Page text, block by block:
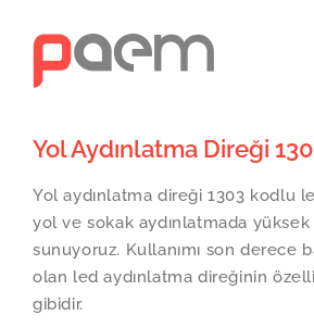
content
Yol Aydınlatma Direği
Yol aydınlatma direği 1303 kodlu
yol ve sokak aydınlatmada
sunuyoruz. Kullanımı son derece
olan led aydınlatma direğinin
gibidir.